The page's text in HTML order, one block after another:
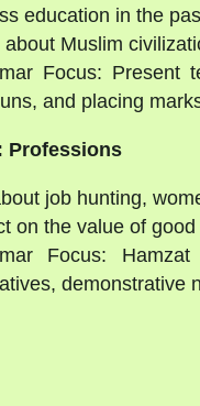
education in the
about Muslim
Focus: Present
and placing
Professions
job hunting,
on the value of
Focus:
demonstrative